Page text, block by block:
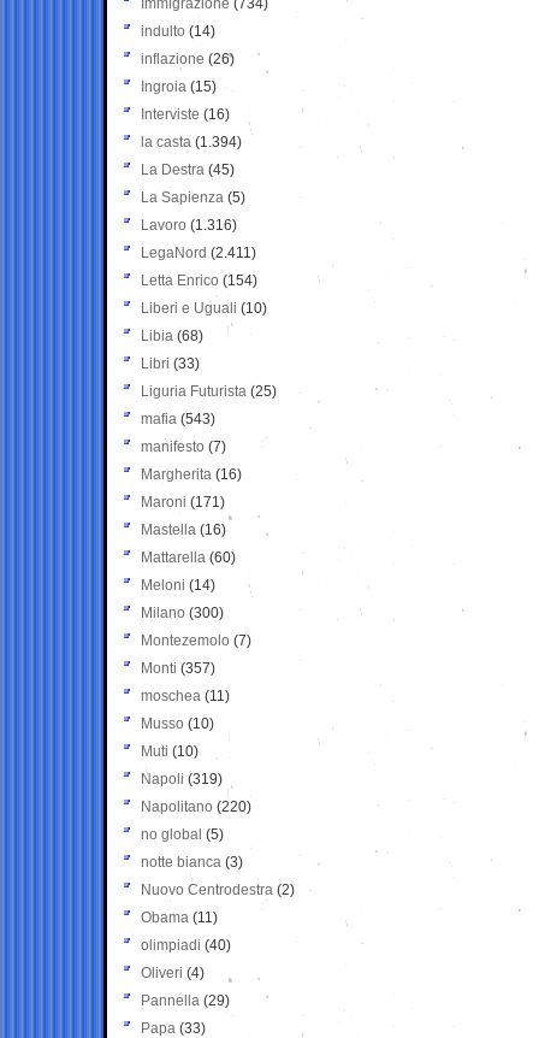
Immigrazione (734)
indulto (14)
inflazione (26)
Ingroia (15)
Interviste (16)
la casta (1.394)
La Destra (45)
La Sapienza (5)
Lavoro (1.316)
LegaNord (2.411)
Letta Enrico (154)
Liberi e Uguali (10)
Libia (68)
Libri (33)
Liguria Futurista (25)
mafia (543)
manifesto (7)
Margherita (16)
Maroni (171)
Mastella (16)
Mattarella (60)
Meloni (14)
Milano (300)
Montezemolo (7)
Monti (357)
moschea (11)
Musso (10)
Muti (10)
Napoli (319)
Napolitano (220)
no global (5)
notte bianca (3)
Nuovo Centrodestra (2)
Obama (11)
olimpiadi (40)
Oliveri (4)
Pannella (29)
Papa (33)